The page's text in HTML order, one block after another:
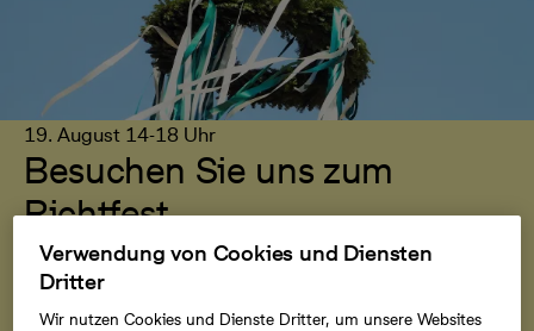
19. August 14-18 Uhr
Besuchen Sie uns zum
Richtfest
Möchten Sie sich einen Eindruck von der entstehenden
Nachbarschaft verschaffen? Am 19. August laden wir
Sie herzlich zum Richtfest ein. Nach dem traditionellen
Verwendung von Cookies und Diensten
Dritter
Wir nutzen Cookies und Dienste Dritter, um unsere Websites